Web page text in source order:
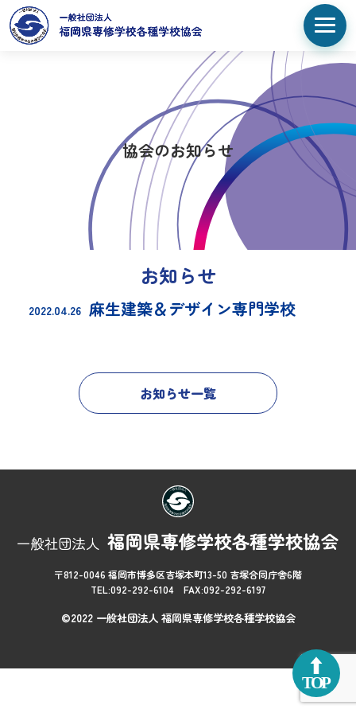
協会のお知らせ
お知らせ
2022.04.26 麻生建築＆デザイン専門学校
お知らせ一覧
〒812-0046 福岡市博多区吉塚本町13-50 吉塚合同庁舎6階
TEL:092-292-6104 FAX:092-292-6197
©2022 一般社団法人 福岡県専修学校各種学校協会